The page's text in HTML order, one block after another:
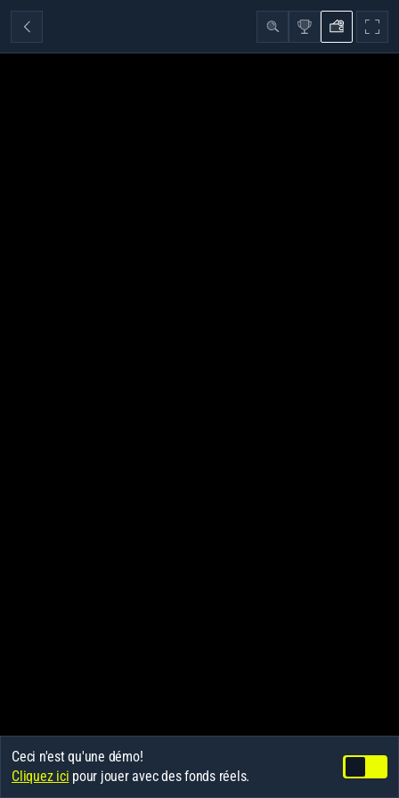
Ceci n'est qu'une démo!
Cliquez ici pour jouer avec des fonds réels.